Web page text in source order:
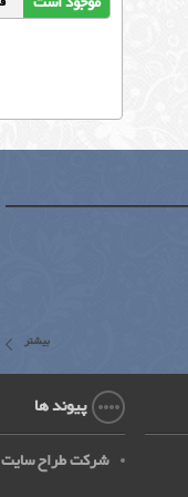
بیشتر
پیوند ها
شرکت طراح سایت